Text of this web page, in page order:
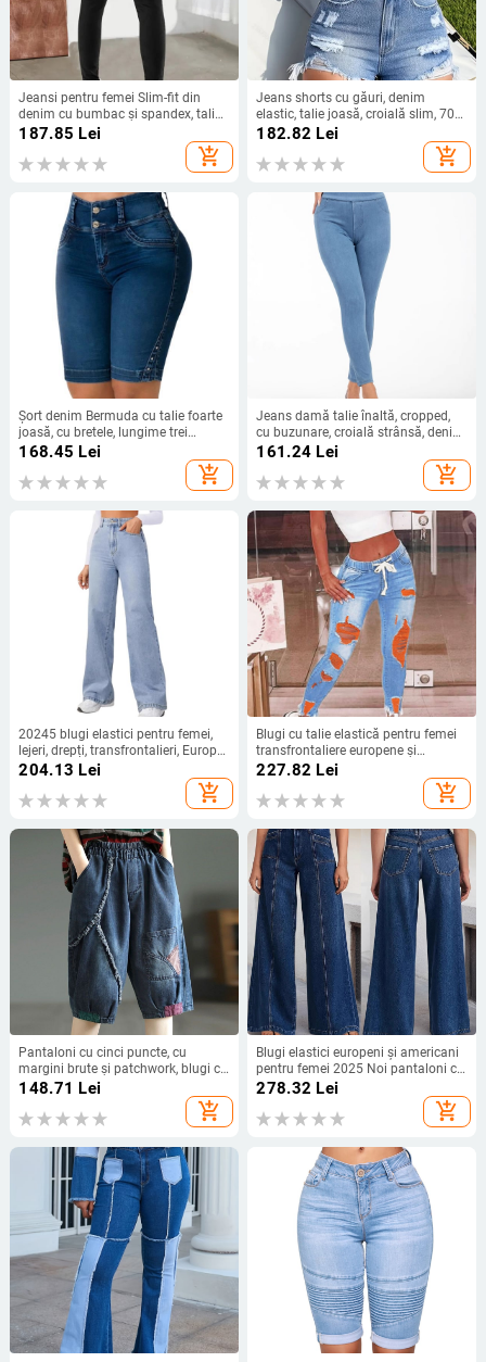
Jeansi pentru femei Slim-fit din
denim cu bumbac și spandex, talie
ultra joasă, pantaloni lungi
187.85 Lei
add_shopping_cart
Jeans shorts cu găuri, denim
elastic, talie joasă, croială slim, 70–
80% bumbac, până la 30% elastan
182.82 Lei
add_shopping_cart
Șort denim Bermuda cu talie foarte
joasă, cu bretele, lungime trei
sferturi și croială evazată
168.45 Lei
add_shopping_cart
Jeans damă talie înaltă, cropped,
cu buzunare, croială strânsă, denim
stretch, amestec poliester-spandex
80–90% poliester, <30% spandex,
finisaj spălat cu nisip
161.24 Lei
add_shopping_cart
20245 blugi elastici pentru femei,
lejeri, drepți, transfrontalieri, Europa
și America, Amazon, AliExpress,
204.13 Lei
add_shopping_cart
Blugi cu talie elastică pentru femei
transfrontaliere europene și
americane, pantaloni slim elastici
cu șireturi și talie medie pentru
femei, pantaloni din denim rupți
227.82 Lei
add_shopping_cart
Pantaloni cu cinci puncte, cu
margini brute și patchwork, blugi cu
șase puncte pentru femei, versatili,
cu uscare rapidă, pantaloni de talie
medie slăbită, pantaloni harem
148.71 Lei
add_shopping_cart
Blugi elastici europeni și americani
pentru femei 2025 Noi pantaloni cu
picior larg, despicați pe Ebay, blugi
278.32 Lei
add_shopping_cart